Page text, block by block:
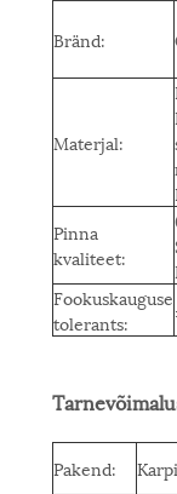
Bränd:
Materjal:
Pinna
kvaliteet:
Fookuskauguse
tolerants:
Pakend: